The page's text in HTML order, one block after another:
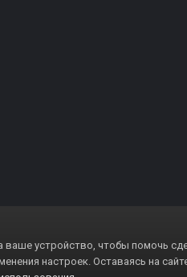
ваше устройство, чтобы помочь
настроек. Оставаясь на